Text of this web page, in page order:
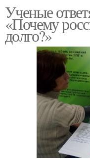
Ученые
«Почему
долго?»